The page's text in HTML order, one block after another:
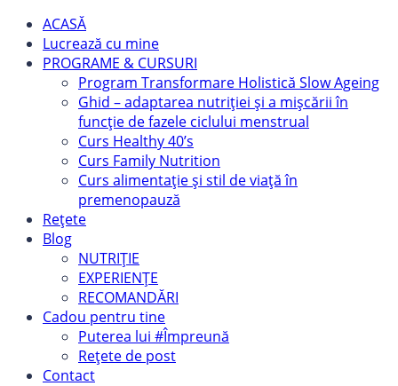
ACASĂ
Lucrează cu mine
PROGRAME & CURSURI
Program Transformare Holistică Slow Ageing
Ghid – adaptarea nutriției și a mișcării în
funcție de fazele ciclului menstrual
Curs Healthy 40’s
Curs Family Nutrition
Curs alimentație și stil de viață în
premenopauză
Rețete
Blog
NUTRIȚIE
EXPERIENȚE
RECOMANDĂRI
Cadou pentru tine
Puterea lui #Împreună
Rețete de post
Contact